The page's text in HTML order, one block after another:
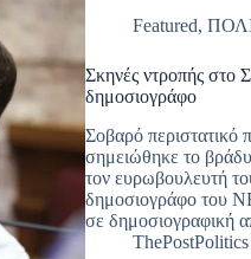
Featured,
Σκηνές ντροπής στο
δημοσιογράφο
Σοβαρό περιστατικό
σημειώθηκε το
τον ευρωβουλευτή
δημοσιογράφο του
σε δημοσιογραφική